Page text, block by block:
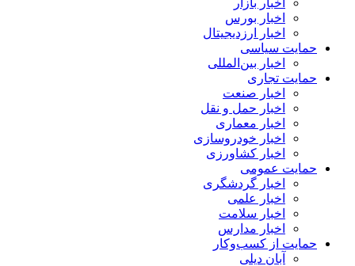
اخبار بورس
اخبار ارزدیجیتال
حمایت سیاسی
اخبار بین‌المللی
حمایت تجاری
اخبار صنعت
اخبار حمل و نقل
اخبار معماری
اخبار خودروسازی
اخبار کشاورزی
حمایت عمومی
اخبار گردشگری
اخبار علمی
اخبار سلامت
اخبار مدارس
حمایت از کسب‌وکار
آبان دیلی